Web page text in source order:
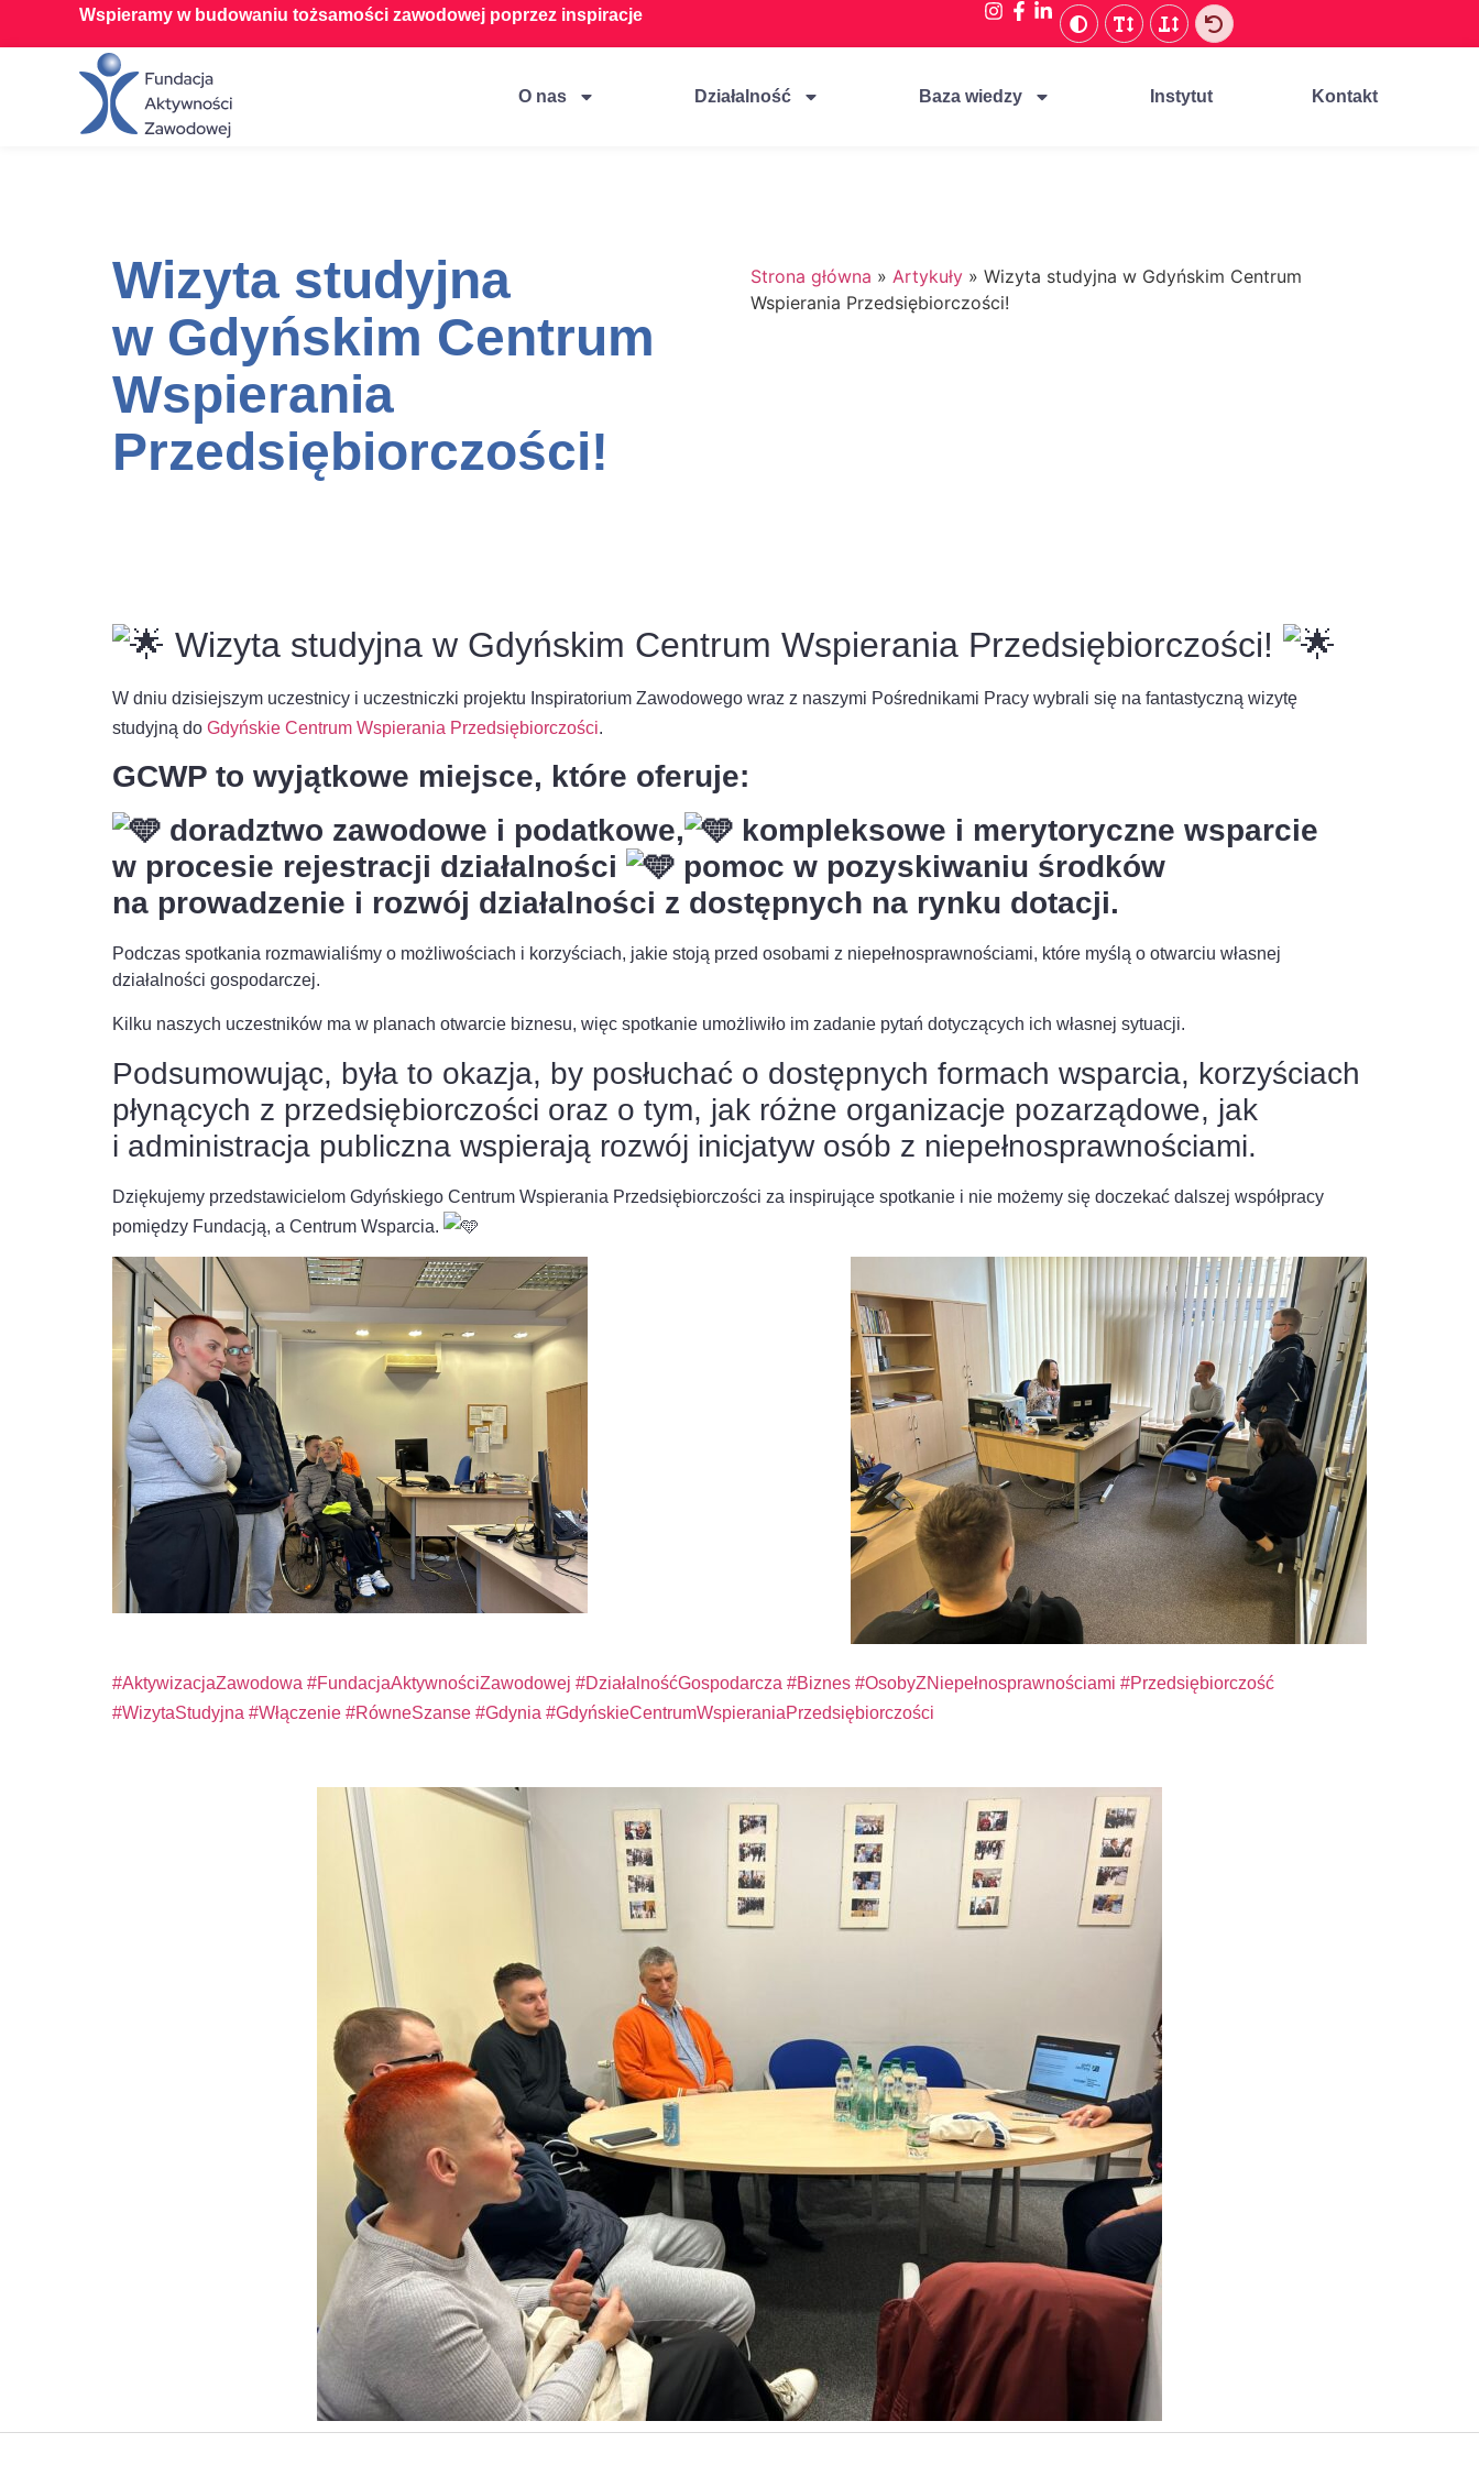
Wspieramy w budowaniu tożsamości zawodowej poprzez inspiracje
O nas Działalność Baza wiedzy Instytut Kontakt
Wizyta studyjna
w Gdyńskim Centrum
Wspierania
Przedsiębiorczości!
Strona główna » Artykuły » Wizyta studyjna w Gdyńskim Centrum
Wspierania Przedsiębiorczości!
Wizyta studyjna w Gdyńskim Centrum Wspierania Przedsiębiorczości!
W dniu dzisiejszym uczestnicy i uczestniczki projektu Inspiratorium Zawodowego wraz z naszymi Pośrednikami Pracy wybrali się na fantastyczną wizytę
studyjną do Gdyńskie Centrum Wspierania Przedsiębiorczości.
GCWP to wyjątkowe miejsce, które oferuje:
doradztwo zawodowe i podatkowe,
kompleksowe i merytoryczne wsparcie
w procesie rejestracji działalności
pomoc w pozyskiwaniu środków
na prowadzenie i rozwój działalności z dostępnych na rynku dotacji.
Podczas spotkania rozmawialiśmy o możliwościach i korzyściach, jakie stoją przed osobami z niepełnosprawnościami, które myślą o otwarciu własnej
działalności gospodarczej.
Kilku naszych uczestników ma w planach otwarcie biznesu, więc spotkanie umożliwiło im zadanie pytań dotyczących ich własnej sytuacji.
Podsumowując, była to okazja, by posłuchać o dostępnych formach wsparcia, korzyściach
płynących z przedsiębiorczości oraz o tym, jak różne organizacje pozarządowe, jak
i administracja publiczna wspierają rozwój inicjatyw osób z niepełnosprawnościami.
Dziękujemy przedstawicielom Gdyńskiego Centrum Wspierania Przedsiębiorczości za inspirujące spotkanie i nie możemy się doczekać dalszej współpracy
pomiędzy Fundacją, a Centrum Wsparcia.
#AktywizacjaZawodowa #FundacjaAktywnościZawodowej #DziałalnośćGospodarcza #Biznes #OsobyZNiepełnosprawnościami #Przedsiębiorczość
#WizytaStudyjna #Włączenie #RówneSzanse #Gdynia #GdyńskieCentrumWspieraniaPrzedsiębiorczości